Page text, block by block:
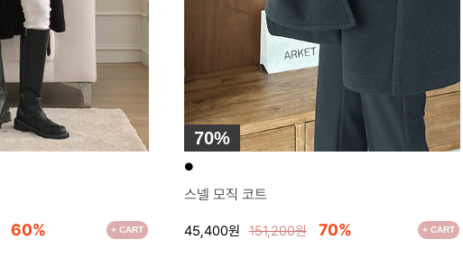
60% + CART
70%
●
스넬 모직 코트
45,400원 151,200원 70% + CART